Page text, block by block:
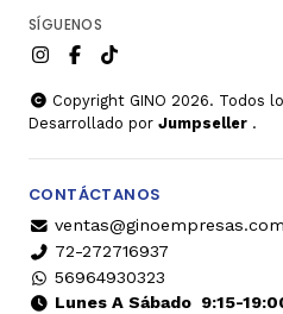
SÍGUENOS
Copyright GINO 2026. Todos
Desarrollado por Jumpseller .
CONTÁCTANOS
ventas@ginoempresas.com
72-272716937
56964930323
Lunes A Sábado9:15-